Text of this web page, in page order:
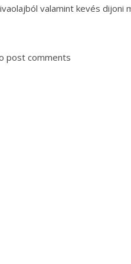
valamint kevés
post comments